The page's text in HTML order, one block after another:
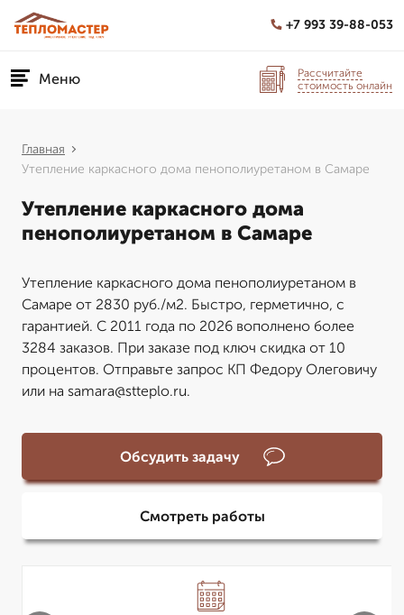
+7 993 39-88-053
Меню
Рассчитайте
стоимость онлайн
Главная
Утепление каркасного дома пенополиуретаном в Самаре
Утепление каркасного дома
пенополиуретаном в Самаре
Утепление каркасного дома пенополиуретаном в
Самаре от 2830 руб./м2. Быстро, герметично, с
гарантией. С 2011 года по 2026 вополнено более
3284 заказов. При заказе под ключ скидка от 10
процентов. Отправьте запрос КП Федору Олеговичу
или на samara@stteplo.ru.
Обсудить задачу
Смотреть работы